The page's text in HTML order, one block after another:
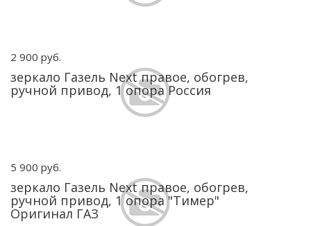
2 900 руб.
зеркало Газель Next правое, обогрев,
ручной привод, 1 опора Россия
5 900 руб.
зеркало Газель Next правое, обогрев,
ручной привод, 1 опора "Тимер"
Оригинал ГАЗ